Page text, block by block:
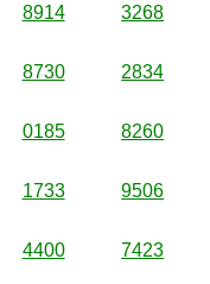
8914 3268
8730 2834
0185 8260
1733 9506
4400 7423